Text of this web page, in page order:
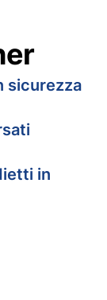
sicurezza
in